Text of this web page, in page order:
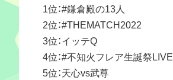
1位：#鎌倉殿の13人
2位：#THEMATCH2022
3位：イッテQ
4位：#不知火フレア生誕祭LIVE
5位：天心vs武尊